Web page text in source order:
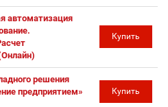
автоматизация
Купить
решения
предприятием»
Купить